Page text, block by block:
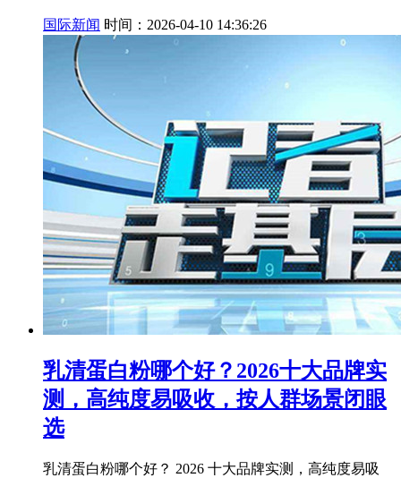
国际新闻 时间：2026-04-10 14:36:26
乳清蛋白粉哪个好？2026十大品牌实
测，高纯度易吸收，按人群场景闭眼
选
乳清蛋白粉哪个好？ 2026 十大品牌实测，高纯度易吸